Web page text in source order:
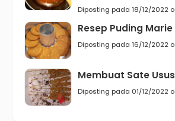
Diposting pada 18/12/2022
Resep Puding
Diposting pada 16/12/2022
Membuat Sate Usus
Diposting pada 01/12/2022